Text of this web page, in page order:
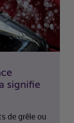
signifie
de grêle ou